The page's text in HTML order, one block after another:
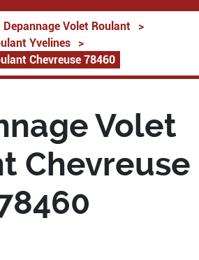
Depannage Volet Roulant
>
Yvelines
>
Chevreuse 78460
Volet
Chevreuse